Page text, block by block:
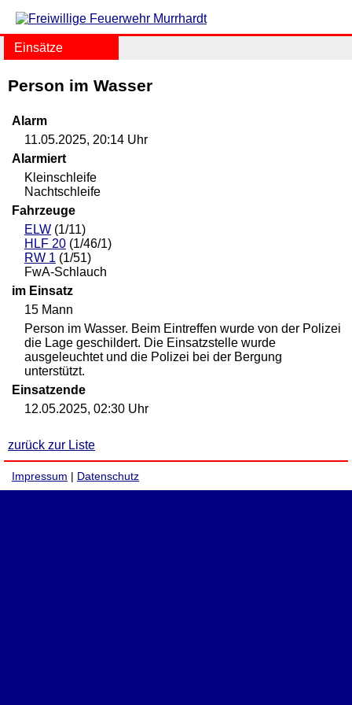
Einsätze
Person im Wasser
Alarm
11.05.2025, 20:14 Uhr
Alarmiert
Kleinschleife
Nachtschleife
Fahrzeuge
ELW (1/11)
HLF 20 (1/46/1)
RW 1 (1/51)
FwA-Schlauch
im Einsatz
15 Mann
Person im Wasser. Beim Eintreffen wurde von der Polizei
die Lage geschildert. Die Einsatzstelle wurde
ausgeleuchtet und die Polizei bei der Bergung
unterstützt.
Einsatzende
12.05.2025, 02:30 Uhr
zurück zur Liste
Impressum | Datenschutz